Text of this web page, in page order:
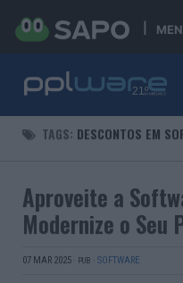
TAGS: DESCONTOS EM
Aproveite a
Modernize o Seu
07 MAR 2025 · PUB · SOFTWARE